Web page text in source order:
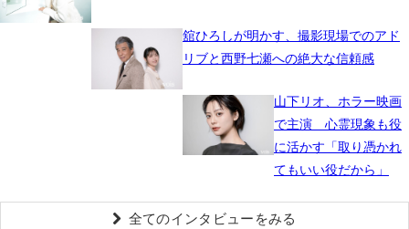
舘ひろしが明かす、撮影現場でのアド
リブと西野七瀬への絶大な信頼感
山下リオ、ホラー映画
で主演 心霊現象も役
に活かす「取り憑かれ
てもいい役だから」
全てのインタビューをみる